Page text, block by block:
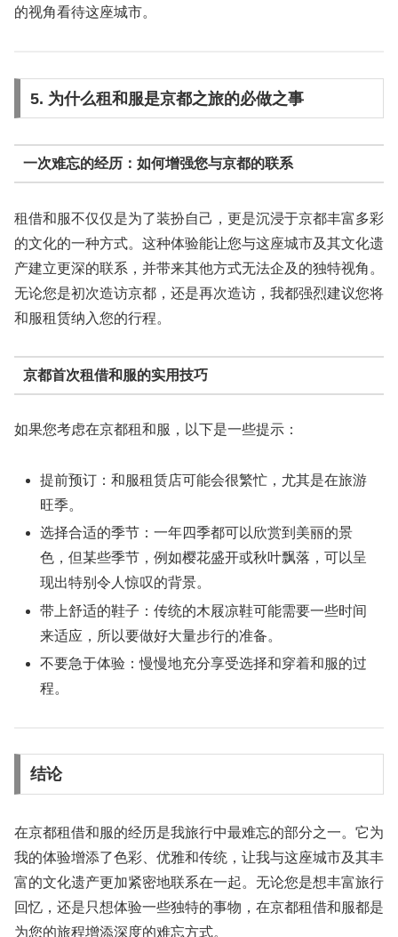
的视角看待这座城市。
5. 为什么租和服是京都之旅的必做之事
一次难忘的经历：如何增强您与京都的联系
租借和服不仅仅是为了装扮自己，更是沉浸于京都丰富多彩
的文化的一种方式。这种体验能让您与这座城市及其文化遗
产建立更深的联系，并带来其他方式无法企及的独特视角。
无论您是初次造访京都，还是再次造访，我都强烈建议您将
和服租赁纳入您的行程。
京都首次租借和服的实用技巧
如果您考虑在京都租和服，以下是一些提示：
提前预订 ：和服租赁店可能会很繁忙，尤其是在旅游
旺季。
选择合适的季节 ：一年四季都可以欣赏到美丽的景
色，但某些季节，例如樱花盛开或秋叶飘落，可以呈
现出特别令人惊叹的背景。
带上舒适的鞋子 ：传统的木屐凉鞋可能需要一些时间
来适应，所以要做好大量步行的准备。
不要急于体验 ：慢慢地充分享受选择和穿着和服的过
程。
结论
在京都租借和服的经历是我旅行中最难忘的部分之一。它为
我的体验增添了色彩、优雅和传统，让我与这座城市及其丰
富的文化遗产更加紧密地联系在一起。无论您是想丰富旅行
回忆，还是只想体验一些独特的事物，在京都租借和服都是
为您的旅程增添深度的难忘方式。